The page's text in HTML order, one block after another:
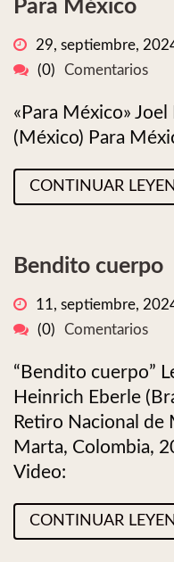
Para México
29, septiembre,
(0)
Comentarios
«Para México»
(México) Para
CONTINUAR
Bendito cuerpo
11, septiembre,
(0)
Comentarios
“Bendito cuerpo”
Heinrich Eberle
Retiro Nacional de
Marta, Colombia,
Video:
CONTINUAR